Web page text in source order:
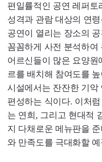
편일률적인 공연 레퍼토
성격과 관람 대상의 연
공연이 열리는 장소의
꼼꼼하게 사전 분석하여
어르신들이 많은 요양
르를 배치해 참여도를
시설에서는 잔잔한 기
편성하는 식이다. 이처
는 연희, 그리고 현대적
지 다채로운 메뉴판을
와 만족도를 극대화할